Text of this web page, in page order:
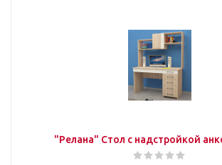
"Релана" Стол с надстройкой